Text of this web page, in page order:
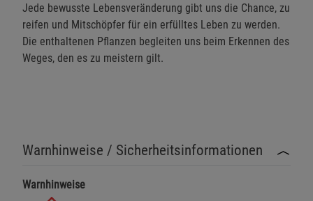
Jede bewusste Lebensveränderung gibt uns die Chance, zu
reifen und Mitschöpfer für ein erfülltes Leben zu werden.
Die enthaltenen Pflanzen begleiten uns beim Erkennen des
Weges, den es zu meistern gilt.
Warnhinweise / Sicherheitsinformationen
Warnhinweise